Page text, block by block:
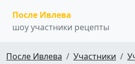
После Ивлева
шоу участники рецепты
После Ивлева Участники